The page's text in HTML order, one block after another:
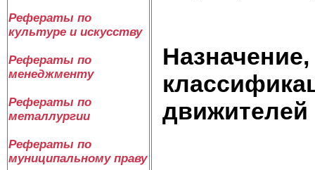
Рефераты по
культуре и искусству
Рефераты по
менеджменту
Рефераты по
металлургии
Рефераты по
муниципальному праву